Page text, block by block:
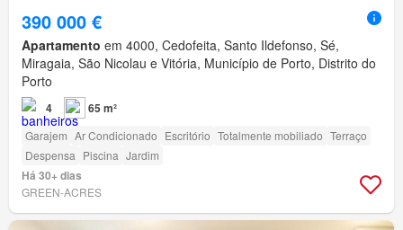
390 000 €
Apartamento em 4000, Cedofeita, Santo Ildefonso, Sé,
Miragaia, São Nicolau e Vitória, Município de Porto, Distrito do
Porto
4 65 m²
Garajem Ar Condicionado Escritório Totalmente mobiliado Terraço
Despensa Piscina Jardim
Há 30+ dias
GREEN-ACRES